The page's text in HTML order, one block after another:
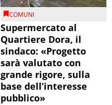
COMUNI
Supermercato al
Quartiere Dora, il
sindaco: «Progetto
sarà valutato con
grande rigore, sulla
base dell’interesse
pubblico»